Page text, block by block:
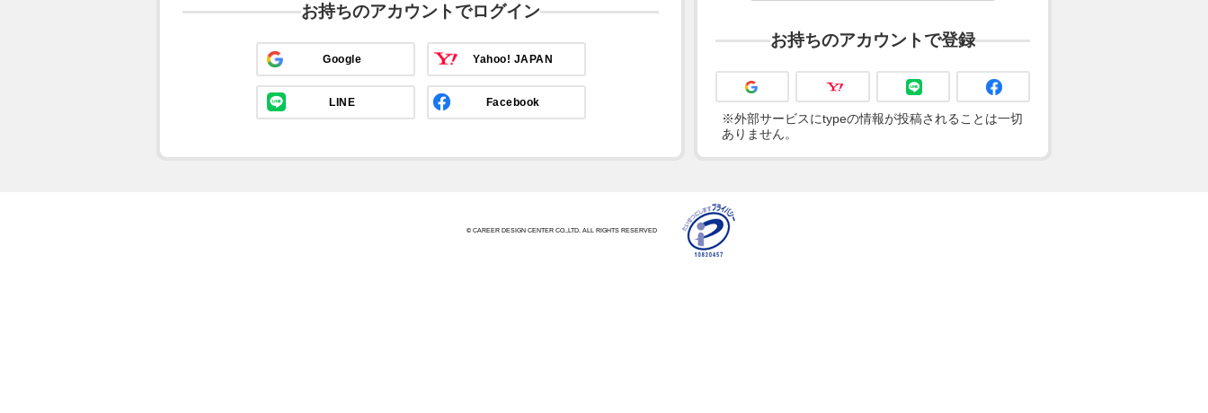
お持ちのアカウントでログイン
Google Yahoo! JAPAN
LINE Facebook
お持ちのアカウントで登録
※外部サービスにtypeの情報が投稿されることは一切
ありません。
© CAREER DESIGN CENTER CO.,LTD. ALL RIGHTS RESERVED